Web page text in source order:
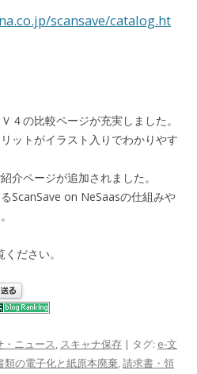
scansave/catalog.ht
４の比較ページが充実しました。
ットがイラスト入りでわかりやす
介ページが追加されました。
ScanSave on NeSaasの仕組みや
ださい。
・ニュース, スキャナ保存 | タグ: e-文
類の電子化と紙原本廃棄,請求書・領